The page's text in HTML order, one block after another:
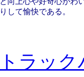
りして愉快である。
トラッ